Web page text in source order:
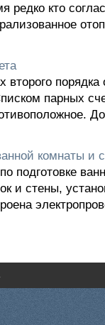
редко кто
второго
парных
комнаты и
подготовке
и стены,